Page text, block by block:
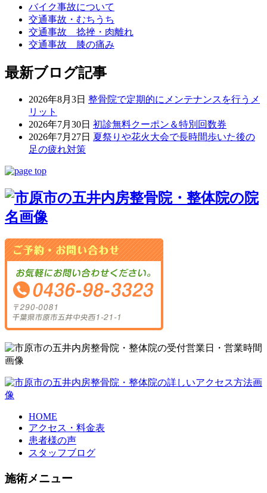
バイク事故について
交通事故・むちうち
交通事故 捻挫・肉離れ
交通事故 膝の痛み
最新ブログ記事
2026年8月3日 整骨院で定期的にメンテナンスを行うメ
リット
2026年7月30日 初診無料クーポン＆特別回数券
2026年7月27日 夏祭りや花火大会で長時間歩いた後の
足の疲れ対策
HOME
アクセス・料金表
患者様の声
スタッフブログ
施術メニュー